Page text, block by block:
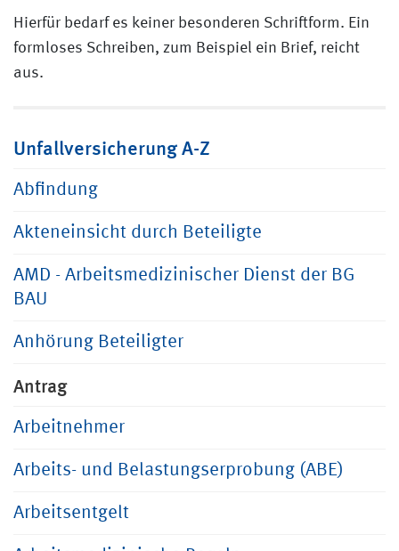
Hierfür bedarf es keiner besonderen Schriftform. Ein
formloses Schreiben, zum Beispiel ein Brief, reicht
aus.
Unfallversicherung A-Z
Abfindung
Akteneinsicht durch Beteiligte
AMD - Arbeitsmedizinischer Dienst der BG
BAU
Anhörung Beteiligter
Antrag
Arbeitnehmer
Arbeits- und Belastungserprobung (ABE)
Arbeitsentgelt